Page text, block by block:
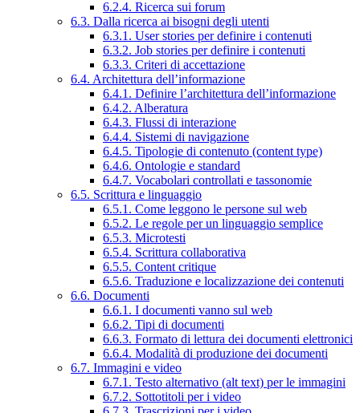
6.2.4. Ricerca sui forum
6.3. Dalla ricerca ai bisogni degli utenti
6.3.1. User stories per definire i contenuti
6.3.2. Job stories per definire i contenuti
6.3.3. Criteri di accettazione
6.4. Architettura dell’informazione
6.4.1. Definire l’architettura dell’informazione
6.4.2. Alberatura
6.4.3. Flussi di interazione
6.4.4. Sistemi di navigazione
6.4.5. Tipologie di contenuto (content type)
6.4.6. Ontologie e standard
6.4.7. Vocabolari controllati e tassonomie
6.5. Scrittura e linguaggio
6.5.1. Come leggono le persone sul web
6.5.2. Le regole per un linguaggio semplice
6.5.3. Microtesti
6.5.4. Scrittura collaborativa
6.5.5. Content critique
6.5.6. Traduzione e localizzazione dei contenuti
6.6. Documenti
6.6.1. I documenti vanno sul web
6.6.2. Tipi di documenti
6.6.3. Formato di lettura dei documenti elettronici
6.6.4. Modalità di produzione dei documenti
6.7. Immagini e video
6.7.1. Testo alternativo (alt text) per le immagini
6.7.2. Sottotitoli per i video